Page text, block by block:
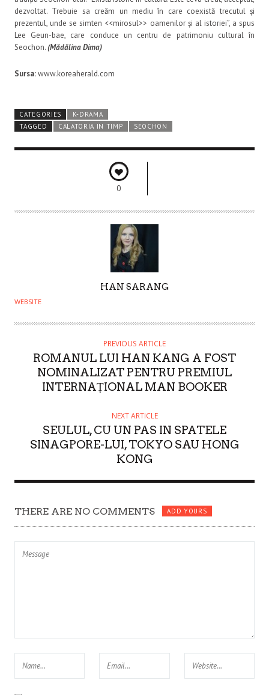
dezvoltat. Trebuie sa creăm un mediu în care coexistă trecutul și
prezentul, unde se simten <<mirosul>> oamenilor și al istoriei”, a spus
Lee Geun-bae, care conduce un centru de patrimoniu cultural în
Seochon.(Mădălina Dima)
Sursa:www.koreaherald.com
CATEGORIES
K-DRAMA
TAGGED
CALATORIA IN TIMP SEOCHON
0
U
H
HAN SARANG
WEBSITE
PREVIOUS ARTICLE
ROMANUL LUI HAN KANG A FOST
NOMINALIZAT PENTRU PREMIUL
INTERNAȚIONAL MAN BOOKER
NEXT ARTICLE
SEULUL, CU UN PAS IN SPATELE
SINAGPORE-LUI, TOKYO SAU HONG
KONG
THERE ARE NO COMMENTS ADD YOURS